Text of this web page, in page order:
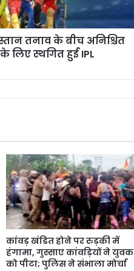
तनाव के बीच अनिश्चित
लिए स्थगित हुई IPL
कांवड़ खंडित होने पर रुड़की में
हंगामा, गुस्साए कांवड़ियों ने युवक
को पीटा; पुलिस ने संभाला मोर्चा